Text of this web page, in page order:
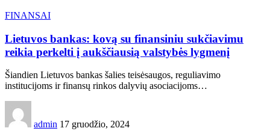
FINANSAI
Lietuvos bankas: kovą su finansiniu sukčiavimu
reikia perkelti į aukščiausią valstybės lygmenį
Šiandien Lietuvos bankas šalies teisėsaugos, reguliavimo
institucijoms ir finansų rinkos dalyvių asociacijoms…
admin 17 gruodžio, 2024